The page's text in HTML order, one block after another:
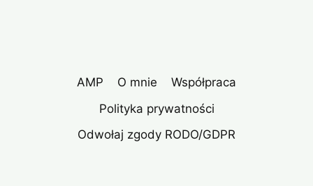
AMP O mnie
Współpraca
Polityka prywatności
Odwołaj zgody RODO/GDPR